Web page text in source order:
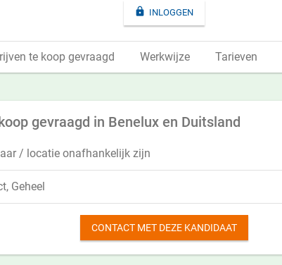
gevraagd in Benelux en Duitsland
/ locatie onafhankelijk zijn
Geheel
CONTACT MET DEZE KANDIDAAT
 INLOGGEN
te koop gevraagd Werkwijze Tarieven